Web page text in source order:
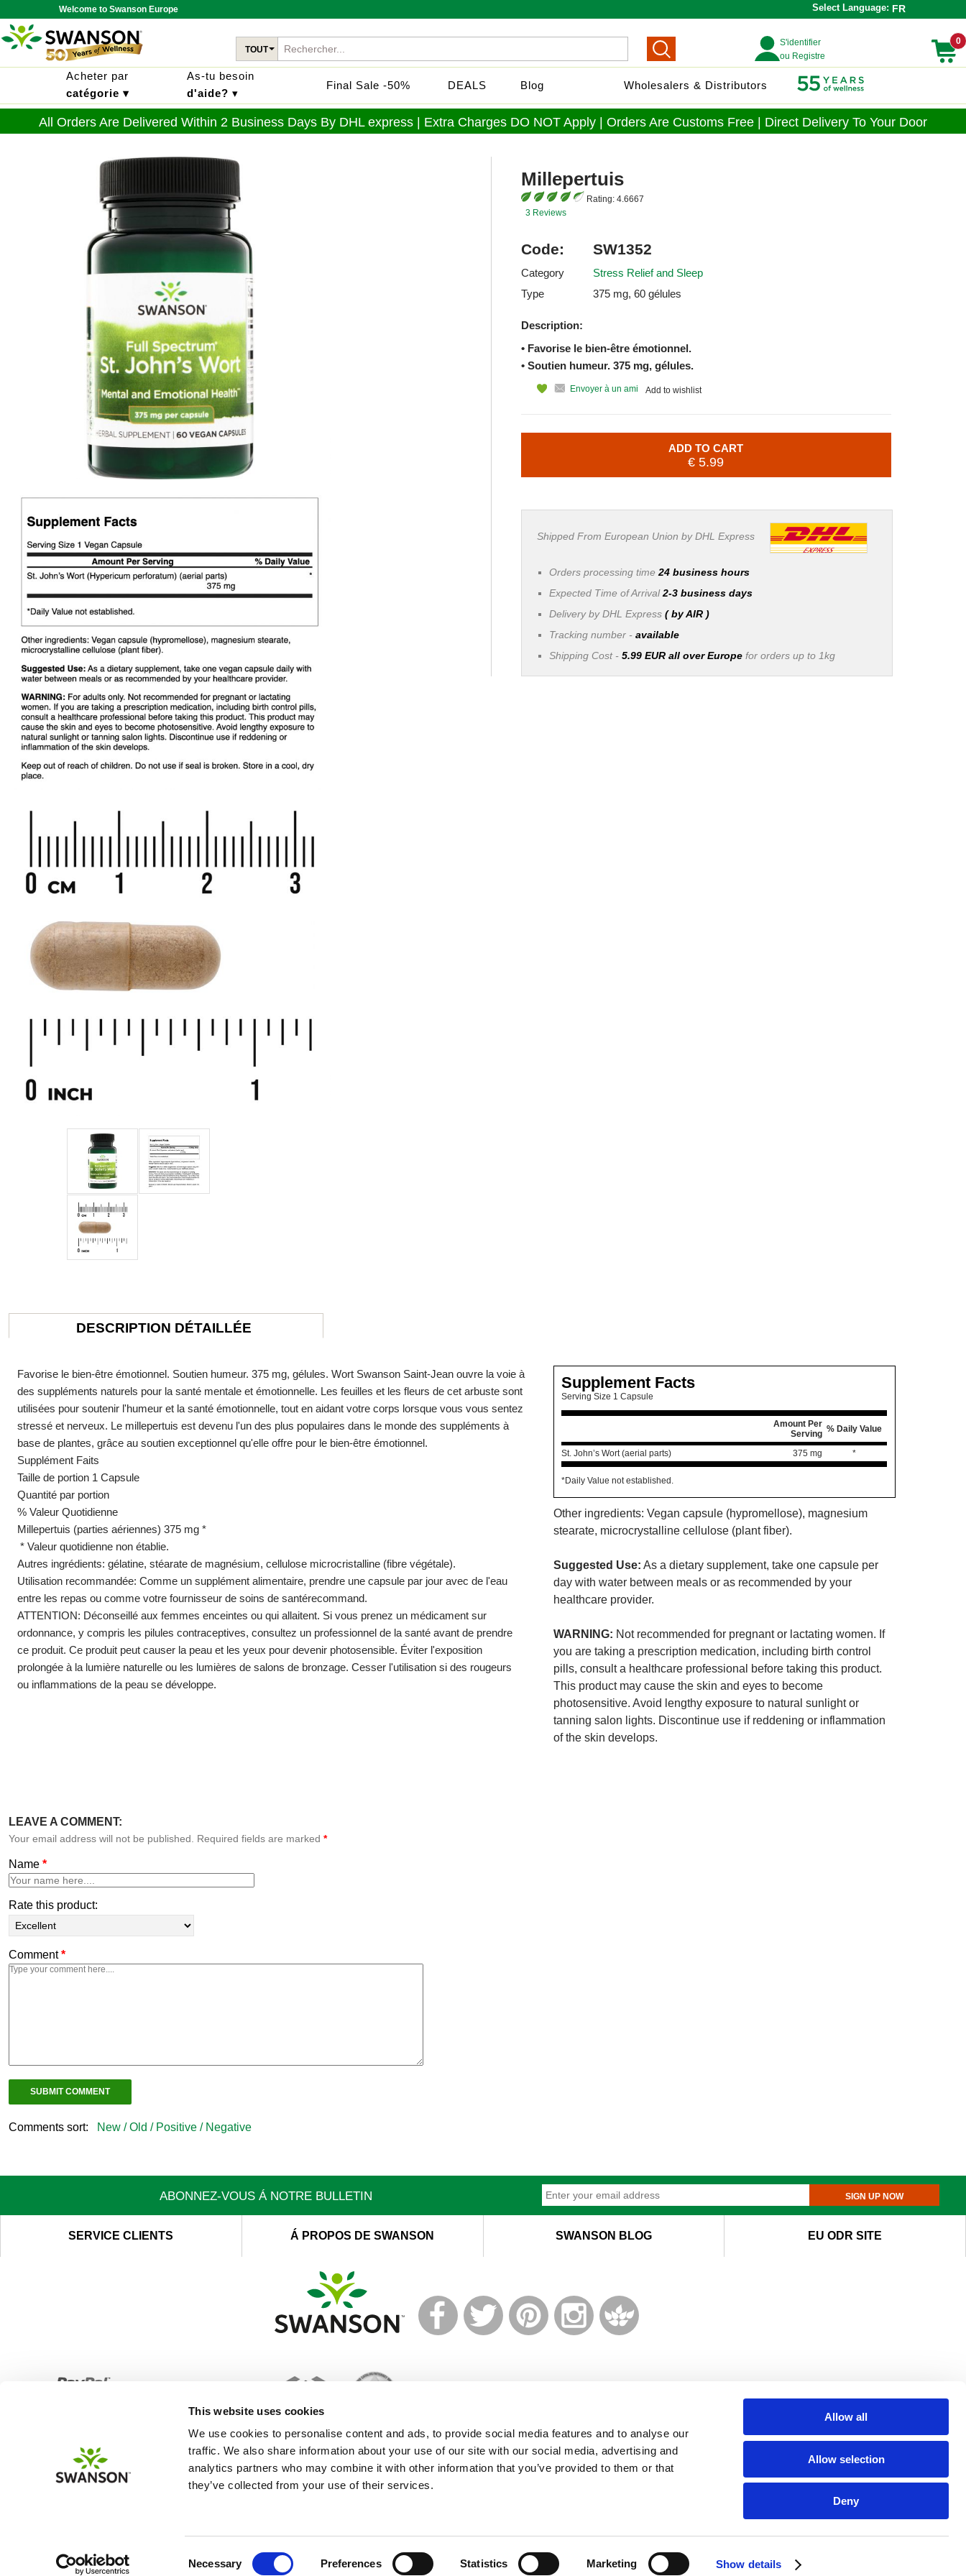
This website uses cookies
We use cookies to personalise content and ads, to provide social media features and to analyse our
traffic. We also share information about your use of our site with our social media, advertising and
analytics partners who may combine it with other information that you’ve provided to them or that
they’ve collected from your use of their services.
Necessary Preferences Statistics Marketing Show details
Allow all
Allow selection
Deny
Welcome to Swanson Europe Select Language: FR
TOUT
S'identifier
ou Registre
0
Acheter par
catégorie ▾
As-tu besoin
d'aide? ▾
Final Sale -50% DEALS Blog Wholesalers & Distributors
All Orders Are Delivered Within 2 Business Days By DHL express | Extra Charges DO NOT Apply | Orders Are Customs Free | Direct Delivery To Your Door
Millepertuis
Rating: 4.6667
3 Reviews
Code: SW1352
Category
Stress Relief and Sleep
Type
375 mg, 60 gélules
Description:
• Favorise le bien-être émotionnel.
• Soutien humeur. 375 mg, gélules.
Add to wishlist
Envoyer à un ami
ADD TO CART
€ 5.99
Shipped From European Union by DHL Express
Orders processing time 24 business hours
Expected Time of Arrival2-3 business days
Delivery by DHL Express ( by AIR )
Tracking number - available
Shipping Cost - 5.99 EUR all over Europefor orders up to 1kg
DESCRIPTION DÉTAILLÉE
Favorise le bien-être émotionnel. Soutien humeur. 375 mg, gélules. Wort Swanson Saint-Jean ouvre la voie à
des suppléments naturels pour la santé mentale et émotionnelle. Les feuilles et les fleurs de cet arbuste sont
utilisées pour soutenir l'humeur et la santé émotionnelle, tout en aidant votre corps lorsque vous vous sentez
stressé et nerveux. Le millepertuis est devenu l'un des plus populaires dans le monde des suppléments à
base de plantes, grâce au soutien exceptionnel qu'elle offre pour le bien-être émotionnel.
Supplément Faits
Taille de portion 1 Capsule
Quantité par portion
% Valeur Quotidienne
Millepertuis (parties aériennes) 375 mg *
* Valeur quotidienne non établie.
Autres ingrédients: gélatine, stéarate de magnésium, cellulose microcristalline (fibre végétale).
Utilisation recommandée: Comme un supplément alimentaire, prendre une capsule par jour avec de l'eau
entre les repas ou comme votre fournisseur de soins de santérecommand.
ATTENTION: Déconseillé aux femmes enceintes ou qui allaitent. Si vous prenez un médicament sur
ordonnance, y compris les pilules contraceptives, consultez un professionnel de la santé avant de prendre
ce produit. Ce produit peut causer la peau et les yeux pour devenir photosensible. Éviter l'exposition
prolongée à la lumière naturelle ou les lumières de salons de bronzage. Cesser l'utilisation si des rougeurs
ou inflammations de la peau se développe.
Supplement Facts
Serving Size 1 Capsule
Amount Per
Serving % Daily Value
St. John’s Wort (aerial parts) 375 mg *
*Daily Value not established.
Other ingredients: Vegan capsule (hypromellose), magnesium
stearate, microcrystalline cellulose (plant fiber).
Suggested Use: As a dietary supplement, take one capsule per
day with water between meals or as recommended by your
healthcare provider.
WARNING: Not recommended for pregnant or lactating women. If
you are taking a prescription medication, including birth control
pills, consult a healthcare professional before taking this product.
This product may cause the skin and eyes to become
photosensitive. Avoid lengthy exposure to natural sunlight or
tanning salon lights. Discontinue use if reddening or inflammation
of the skin develops.
LEAVE A COMMENT:
Your email address will not be published. Required fields are marked *
Name *
Rate this product:
Comment*
Comments sort: New /Old / Positive / Negative
ABONNEZ-VOUS Á NOTRE BULLETIN SIGN UP NOW
SERVICE CLIENTS Á PROPOS DE SWANSON SWANSON BLOG EU ODR SITE
TM
Terms of Service | Privacy Policy |GDPR Policy
This site uses cookies. By continuing to browse the site, you are agreeing to our use of cookies. I agree